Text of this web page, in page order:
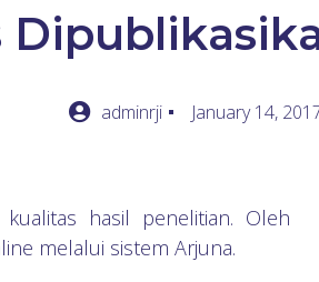
adminrji January 14,
hasil penelitian. Oleh
melalui sistem Arjuna.